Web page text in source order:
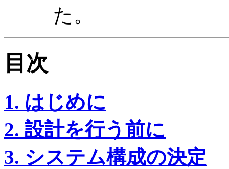
た。
目次
1. はじめに
2. 設計を行う前に
3. システム構成の決定